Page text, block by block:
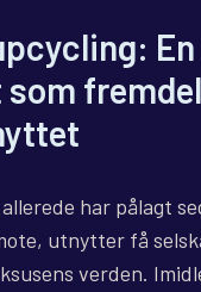
En
har pålagt
utnytter få
verden.